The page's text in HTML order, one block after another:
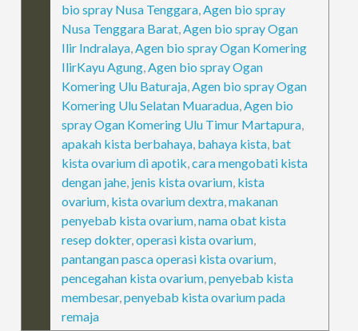
bio spray Nusa Tenggara,Agen bio spray
Nusa Tenggara Barat,Agen bio spray Ogan
Ilir Indralaya,Agen bio spray Ogan Komering
IlirKayu Agung,Agen bio spray Ogan
Komering Ulu Baturaja,Agen bio spray Ogan
Komering Ulu Selatan Muaradua,Agen bio
spray Ogan Komering Ulu Timur Martapura,
apakah kista berbahaya, bahaya kista, bat
kista ovarium di apotik,cara mengobati kista
dengan jahe, jenis kista ovarium, kista
ovarium, kista ovarium dextra,makanan
penyebab kista ovarium,nama obat kista
resep dokter,operasi kista ovarium,
pantangan pasca operasi kista ovarium,
pencegahan kista ovarium,penyebab kista
membesar,penyebab kista ovarium pada
remaja